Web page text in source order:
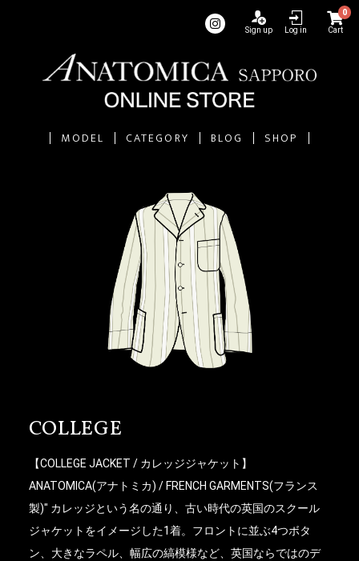
Sign up Log in
0
Cart
MODEL CATEGORY BLOG SHOP
COLLEGE
【COLLEGE JACKET / カレッジジャケット】
ANATOMICA(アナトミカ) / FRENCH GARMENTS(フランス
製)" カレッジという名の通り、古い時代の英国のスクール
ジャケットをイメージした1着。フロントに並ぶ4つボタ
ン、大きなラペル、幅広の縞模様など、英国ならではのデ